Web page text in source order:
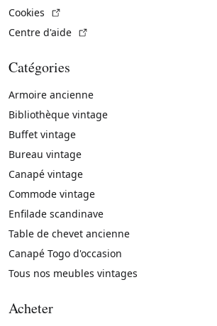
Cookies
Centre d'aide
Catégories
Armoire ancienne
Bibliothèque vintage
Buffet vintage
Bureau vintage
Canapé vintage
Commode vintage
Enfilade scandinave
Table de chevet ancienne
Canapé Togo d'occasion
Tous nos meubles vintages
Acheter